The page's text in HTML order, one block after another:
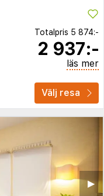
Totalpris 5 874:-
2 937:-
läs mer
Välj resa
▶︎